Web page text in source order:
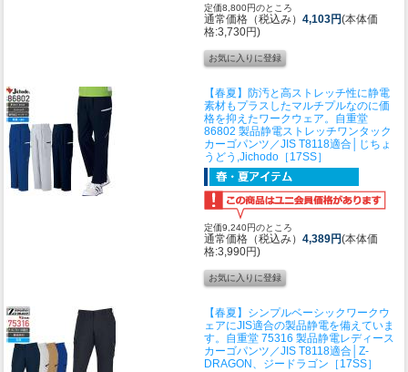
定価8,800円のところ
通常価格（税込み） 4,103円(本体価
格:3,730円)
【春夏】防汚と高ストレッチ性に静電
素材もプラスしたマルチプルなのに価
格を抑えたワークウェア。 自重堂
86802 製品静電ストレッチワンタック
カーゴパンツ／JIS T8118適合│じちょ
うどう,Jichodo［17SS］
定価9,240円のところ
通常価格（税込み） 4,389円(本体価
格:3,990円)
【春夏】シンプルベーシックワークウ
ェアにJIS適合の製品静電を備えていま
す。 自重堂 75316 製品静電レディース
カーゴパンツ／JIS T8118適合│Z-
DRAGON、ジードラゴン［17SS］